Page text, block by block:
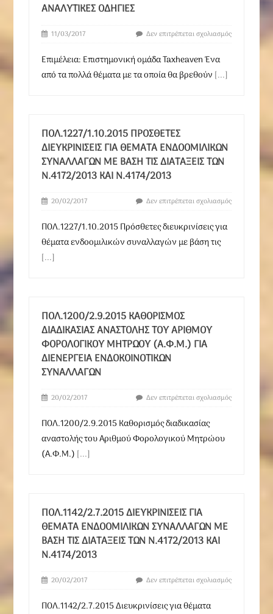
ΑΝΑΛΥΤΙΚΈΣ ΟΔΗΓΊΕΣ
11/03/2017 Δεν επιτρέπεται σχολιασμός
Επιμέλεια: Επιστημονική ομάδα Taxheaven Ένα
από τα πολλά θέματα με τα οποία θα βρεθούν [...]
ΠΟΛ.1227/1.10.2015 ΠΡΌΣΘΕΤΕΣ
ΔΙΕΥΚΡΙΝΊΣΕΙΣ ΓΙΑ ΘΈΜΑΤΑ ΕΝΔΟΟΜΙΛΙΚΏΝ
ΣΥΝΑΛΛΑΓΏΝ ΜΕ ΒΆΣΗ ΤΙΣ ΔΙΑΤΆΞΕΙΣ ΤΩΝ
Ν.4172/2013 ΚΑΙ Ν.4174/2013
20/02/2017 Δεν επιτρέπεται σχολιασμός
ΠΟΛ.1227/1.10.2015 Πρόσθετες διευκρινίσεις για
θέματα ενδοομιλικών συναλλαγών με βάση τις
[...]
ΠΟΛ.1200/2.9.2015 ΚΑΘΟΡΙΣΜΌΣ
ΔΙΑΔΙΚΑΣΊΑΣ ΑΝΑΣΤΟΛΉΣ ΤΟΥ ΑΡΙΘΜΟΎ
ΦΟΡΟΛΟΓΙΚΟΎ ΜΗΤΡΏΟΥ (Α.Φ.Μ.) ΓΙΑ
ΔΙΕΝΈΡΓΕΙΑ ΕΝΔΟΚΟΙΝΟΤΙΚΏΝ
ΣΥΝΑΛΛΑΓΏΝ
20/02/2017 Δεν επιτρέπεται σχολιασμός
ΠΟΛ.1200/2.9.2015 Καθορισμός διαδικασίας
αναστολής του Αριθμού Φορολογικού Μητρώου
(Α.Φ.Μ.) [...]
ΠΟΛ.1142/2.7.2015 ΔΙΕΥΚΡΙΝΊΣΕΙΣ ΓΙΑ
ΘΈΜΑΤΑ ΕΝΔΟΟΜΙΛΙΚΏΝ ΣΥΝΑΛΛΑΓΏΝ ΜΕ
ΒΆΣΗ ΤΙΣ ΔΙΑΤΆΞΕΙΣ ΤΩΝ Ν.4172/2013 ΚΑΙ
Ν.4174/2013
20/02/2017 Δεν επιτρέπεται σχολιασμός
ΠΟΛ.1142/2.7.2015 Διευκρινίσεις για θέματα